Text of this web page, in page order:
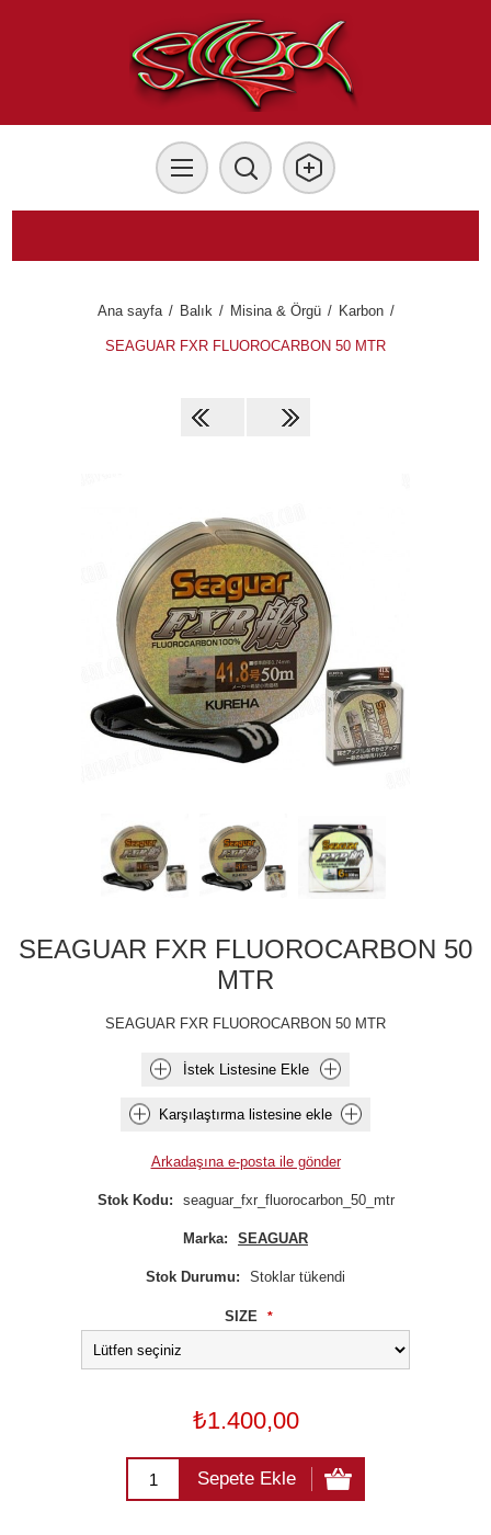
Ana sayfa / Balık / Misina & Örgü / Karbon /
SEAGUAR FXR FLUOROCARBON 50 MTR
SEAGUAR FXR FLUOROCARBON 50
MTR
SEAGUAR FXR FLUOROCARBON 50 MTR
İstek Listesine Ekle
Karşılaştırma listesine ekle
Arkadaşına e-posta ile gönder
Stok Kodu: seaguar_fxr_fluorocarbon_50_mtr
Marka: SEAGUAR
Stok Durumu: Stoklar tükendi
SIZE *
₺1.400,00
Sepete Ekle